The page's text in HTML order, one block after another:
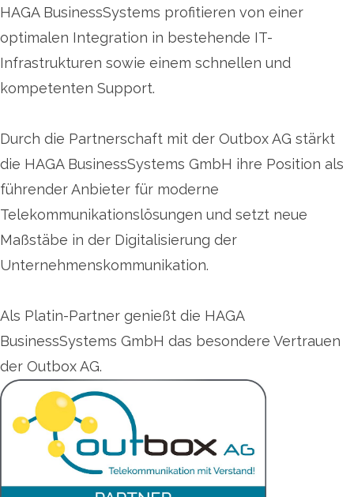
HAGA BusinessSystems profitieren von einer
optimalen Integration in bestehende IT-
Infrastrukturen sowie einem schnellen und
kompetenten Support.
Durch die Partnerschaft mit der Outbox AG stärkt
die HAGA BusinessSystems GmbH ihre Position als
führender Anbieter für moderne
Telekommunikationslösungen und setzt neue
Maßstäbe in der Digitalisierung der
Unternehmenskommunikation.
Als Platin-Partner genießt die HAGA
BusinessSystems GmbH das besondere Vertrauen
der Outbox AG.